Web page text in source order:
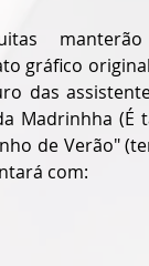
manterão
gráfico
das
Madrinhha (É
de Verão"
com: